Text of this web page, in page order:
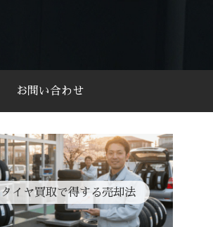
お問い合わせ
タイヤ買取で得する売却法